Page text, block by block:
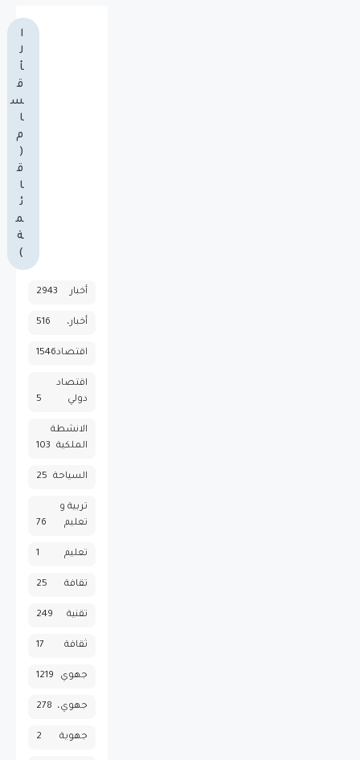
ا
ل
أ
ق
س
ا
م
(
ق
ا
ئ
م
ة
)
أخبار 2943
أخبار، 516
اقتصاد1546
اقتصاد
دولي
5
الانشطة
الملكية
103
السياحة 25
تربية و
تعليم
76
تعليم 1
تقافة 25
تقنية 249
ثقافة 17
جهوي 1219
جهوي، 278
جهوية 2